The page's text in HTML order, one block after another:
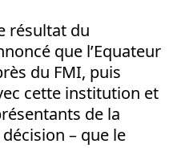
résultat du
que l’Equateur
du FMI, puis
cette institution et
de la
– que le